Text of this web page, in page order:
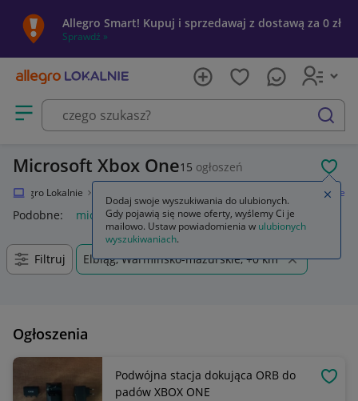
Allegro Smart! Kupuj i sprzedawaj z dostawą za 0 zł
Sprawdź »
Otwórz menu z kategoriami
szukaj
Microsoft Xbox One15 ogłoszeń
Allegro Lokalnie Microsoft Xbox One
Podobne: microsoft xbox one
Filtruj Elbląg, Warmińsko-mazurskie, +0 km
Ogłoszenia
Podwójna stacja dokująca ORB do
padów XBOX ONE
Dodaj swoje wyszukiwania do ulubionych.
Gdy pojawią się nowe oferty, wyślemy Ci je
mailowo. Ustaw powiadomienia w ulubionych
wyszukiwaniach.